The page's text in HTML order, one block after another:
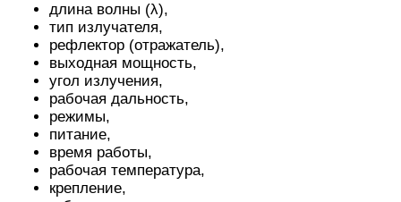
длина волны (λ),
тип излучателя,
рефлектор (отражатель),
выходная мощность,
угол излучения,
рабочая дальность,
режимы,
питание,
время работы,
рабочая температура,
крепление,